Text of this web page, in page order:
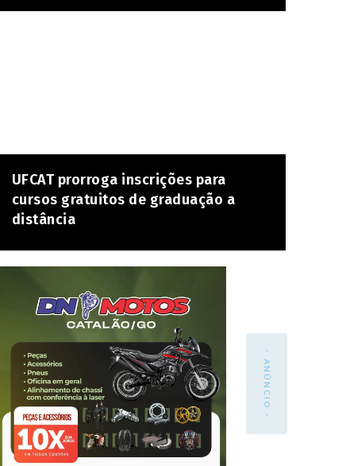
UFCAT prorroga inscrições para
cursos gratuitos de graduação a
distância
- ANÚNCIO -